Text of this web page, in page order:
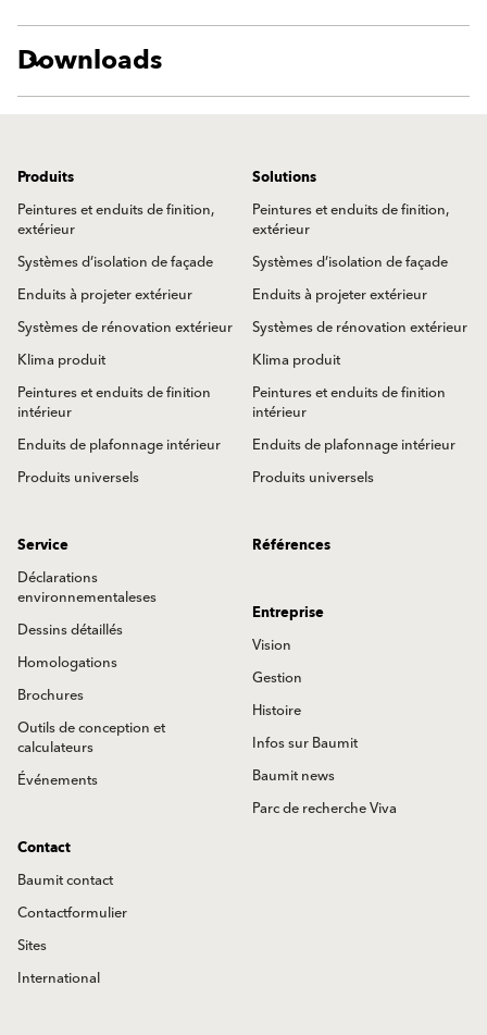
Downloads
Produits
Peintures et enduits de finition,
extérieur
Systèmes d’isolation de façade
Enduits à projeter extérieur
Systèmes de rénovation extérieur
Klima produit
Peintures et enduits de finition
intérieur
Enduits de plafonnage intérieur
Produits universels
Solutions
Peintures et enduits de finition,
extérieur
Systèmes d’isolation de façade
Enduits à projeter extérieur
Systèmes de rénovation extérieur
Klima produit
Peintures et enduits de finition
intérieur
Enduits de plafonnage intérieur
Produits universels
Service
Déclarations
environnementaleses
Dessins détaillés
Homologations
Brochures
Outils de conception et
calculateurs
Événements
Références
Entreprise
Vision
Gestion
Histoire
Infos sur Baumit
Baumit news
Parc de recherche Viva
Contact
Baumit contact
Contactformulier
Sites
International